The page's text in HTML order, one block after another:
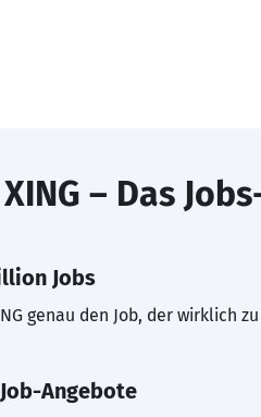
XING – Das
Jobs
genau den Job, der wirklich
Angebote